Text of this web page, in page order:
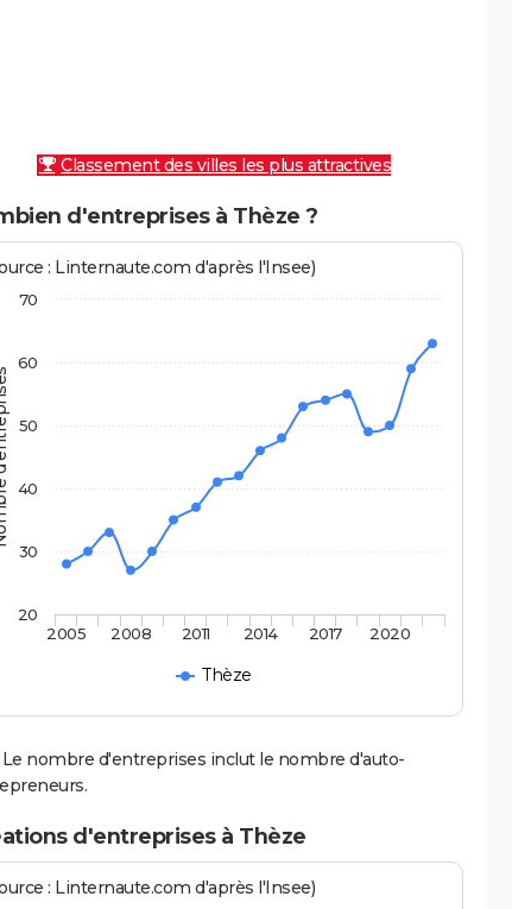
Classement des villes les plus attractives
d'entreprises à Thèze ?
: Linternaute.com d'après l'Insee)
Thèze
2005 2008 2011 2014 2017 2020
20
30
40
50
60
70
Le nombre d'entreprises inclut le nombre d'auto-
d'entreprises à Thèze
: Linternaute.com d'après l'Insee)